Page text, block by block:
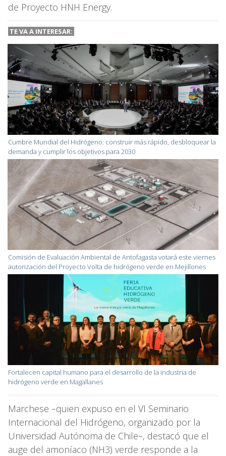
de Proyecto HNH Energy.
TE VA A INTERESAR:
Cumbre Mundial del Hidrógeno: construir más rápido, desbloquear la
demanda y cumplir los objetivos para 2030
Comisión de Evaluación Ambiental de Antofagasta votará este viernes
autorización del Proyecto Volta de hidrógeno verde en Mejillones
Fortalecen capital humano para el desarrollo de la industria de
hidrógeno verde en Magallanes
Marchese –quien expuso en el VI Seminario
Internacional del Hidrógeno, organizado por la
Universidad Autónoma de Chile–, destacó que el
auge del amoníaco (NH3) verde responde a la